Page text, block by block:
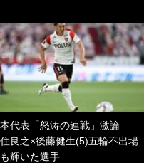
代表「怒涛の連戦」激論
良之×後藤健生(5)五輪不出場
輝いた選手